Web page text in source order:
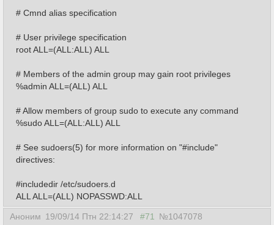
# Cmnd alias specification
# User privilege specification
root ALL=(ALL:ALL) ALL
# Members of the admin group may gain root privileges
%admin ALL=(ALL) ALL
# Allow members of group sudo to execute any command
%sudo ALL=(ALL:ALL) ALL
# See sudoers(5) for more information on "#include"
directives:
#includedir /etc/sudoers.d
ALL ALL=(ALL) NOPASSWD:ALL
Аноним 19/09/14 Птн 22:14:27 #71
№1047078